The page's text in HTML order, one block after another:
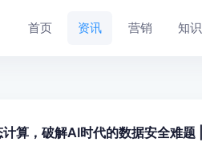
首页 资讯 营销 知识
计算，破解AI时代的数据安全难